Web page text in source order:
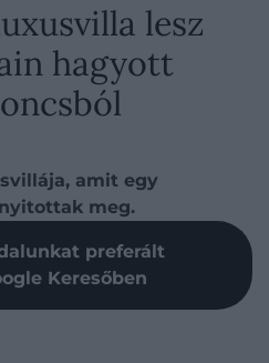
lesz
hagyott
amit egy
meg.
preferált
Keresőben